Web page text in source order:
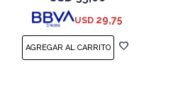
USD 29,75